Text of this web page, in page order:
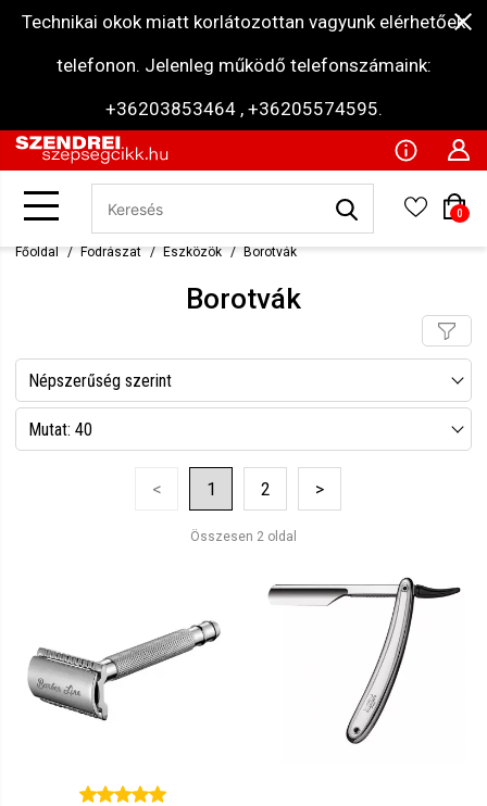
Technikai okok miatt korlátozottan vagyunk elérhetőek
telefonon. Jelenleg működő telefonszámaink:
+36203853464 , +36205574595.
0
Főoldal Fodrászat Eszközök Borotvák
Borotvák
Népszerűség szerint
Név szerint csökkenő
Mutat: 40
< 1 2 >
Összesen 2 oldal